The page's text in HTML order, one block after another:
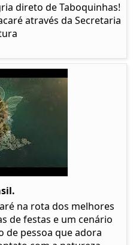
direto de Taboquinhas!
através da Secretaria
na rota dos melhores
de festas e um cenário
de pessoa que adora